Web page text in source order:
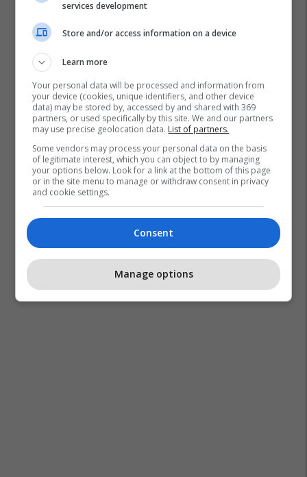
services development
Store and/or access information on a device
Learn more
Your personal data will be processed and information from
your device (cookies, unique identifiers, and other device
data) may be stored by, accessed by and shared with 369
partners, or used specifically by this site. We and our partners
may use precise geolocation data. List of partners.
Some vendors may process your personal data on the basis
of legitimate interest, which you can object to by managing
your options below. Look for a link at the bottom of this page
or in the site menu to manage or withdraw consent in privacy
and cookie settings.
Consent
Manage options